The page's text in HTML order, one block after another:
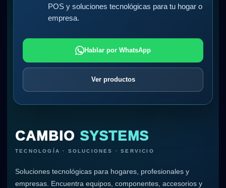
POS y soluciones tecnológicas para tu hogar o
empresa.
Hablar por WhatsApp
Ver productos
CAMBIO SYSTEMS
TECNOLOGÍA · SOLUCIONES · SERVICIO
Soluciones tecnológicas para hogares, profesionales y
empresas. Encuentra equipos, componentes, accesorios y